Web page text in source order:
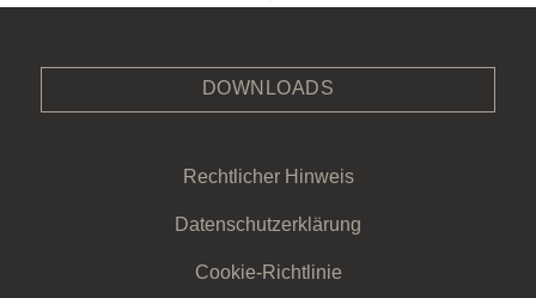
DOWNLOADS
Rechtlicher Hinweis
Datenschutzerklärung
Cookie-Richtlinie